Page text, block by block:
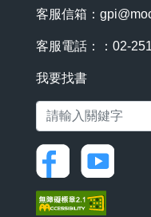
客服信箱：
客服電話：：02-
我要找書